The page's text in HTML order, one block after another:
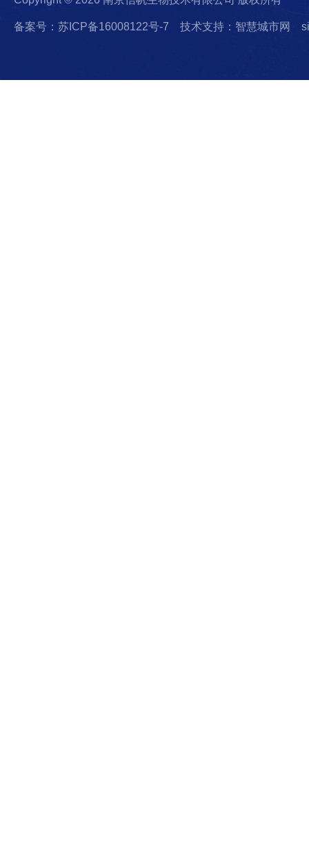
备案号：苏ICP备16008122号-7 技术支持：智慧城市网